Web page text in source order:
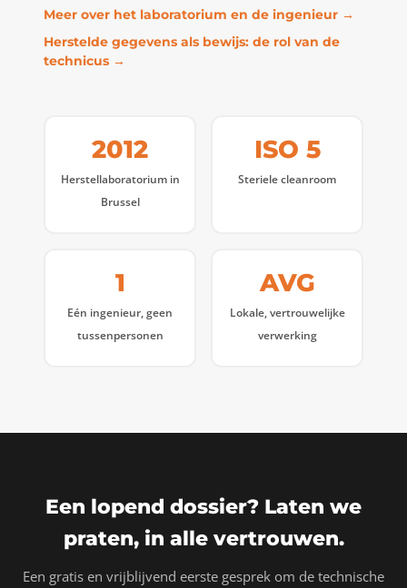
Meer over het laboratorium en de ingenieur →
Herstelde gegevens als bewijs: de rol van de
technicus →
2012
Herstellaboratorium in
Brussel
ISO 5
Steriele cleanroom
1
Eén ingenieur, geen
tussenpersonen
AVG
Lokale, vertrouwelijke
verwerking
Een lopend dossier? Laten we
praten, in alle vertrouwen.
Een gratis en vrijblijvend eerste gesprek om de technische